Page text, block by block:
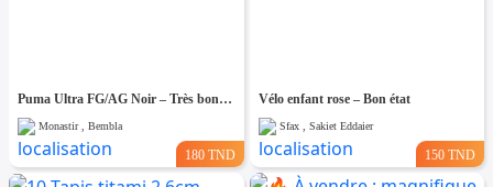
Puma Ultra FG/AG Noir – Très bon état
Monastir , Bembla
180 TND
Vélo enfant rose – Bon état
Sfax , Sakiet Eddaier
150 TND